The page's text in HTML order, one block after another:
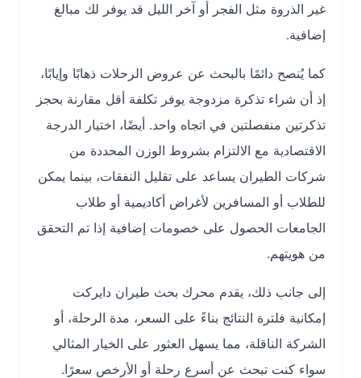
غير الذروة مثل الفجر أو آخر الليل قد يوفر لك مبالغ
إضافية.
كما يُنصح دائمًا بالبحث عن عروض الرحلات ذهابًا وإيابًا،
إذ أن شراء تذكرة مزدوجة يوفر تكلفة أقل مقارنة بحجز
تذكرتين منفصلتين في اتجاه واحد. أيضًا، اختيار الدرجة
الاقتصادية مع الالتزام بشروط الوزن المحددة من
شركات الطيران يساعد على تقليل النفقات، بينما يمكن
للطلاب أو المسافرين لأغراض أكاديمية أو طلاب
الجامعات الحصول على خصومات إضافية إذا تم التحقق
من هويتهم.
إلى جانب ذلك، يقدم محرك بحث طيران دايركت
إمكانية فلترة النتائج بناءً على السعر، مدة الرحلة، أو
الشركة الناقلة، مما يسهل العثور على الخيار المثالي
سواء كنت تبحث عن أسرع رحلة أو الأرخص سعرًا.